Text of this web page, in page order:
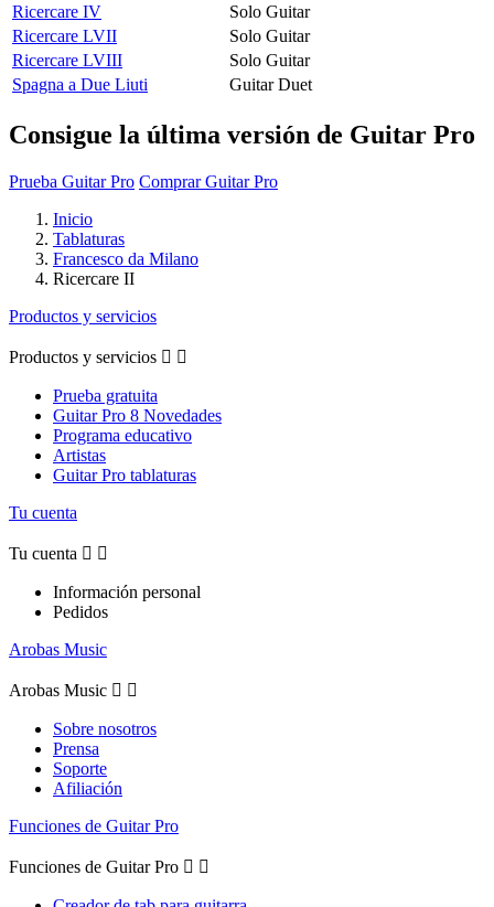
Ricercare IV
Solo Guitar
Ricercare LVII
Solo Guitar
Ricercare LVIII
Solo Guitar
Spagna a Due Liuti
Guitar Duet
Consigue la última versión de Guitar Pro
Prueba Guitar Pro Comprar Guitar Pro
Inicio
Tablaturas
Francesco da Milano
Ricercare II
Productos y servicios
Productos y servicios  
Prueba gratuita
Guitar Pro 8 Novedades
Programa educativo
Artistas
Guitar Pro tablaturas
Tu cuenta
Tu cuenta  
Información personal
Pedidos
Arobas Music
Arobas Music  
Sobre nosotros
Prensa
Soporte
Afiliación
Funciones de Guitar Pro
Funciones de Guitar Pro  